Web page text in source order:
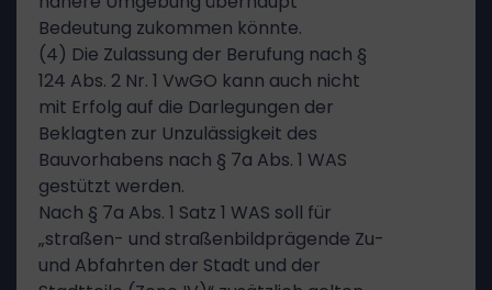
Bedeutung zukommen könnte.
(4) Die Zulassung der Berufung nach §
124 Abs. 2 Nr. 1 VwGO kann auch nicht
mit Erfolg auf die Darlegungen der
Beklagten zur Unzulässigkeit des
Bauvorhabens nach § 7a Abs. 1 WAS
gestützt werden.
Nach § 7a Abs. 1 Satz 1 WAS soll für
„straßen- und straßenbildprägende Zu-
und Abfahrten der Stadt und der